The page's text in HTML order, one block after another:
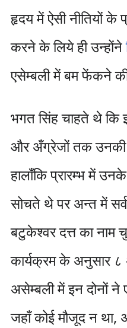
हृदय में ऐसी नीतियों
करने के लिये ही उन्होंने
एसेम्बली में बम फेंकने
भगत सिंह चाहते थे कि
और अँग्रेजों तक
हालाँकि प्रारम्भ में
सोचते थे पर अन्त में
बटुकेश्वर दत्त का नाम
कार्यक्रम के अनुसार
असेम्बली में इन दोनों
जहाँ कोई मौजूद न